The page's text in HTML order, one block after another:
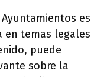
es
en temas legales
puede
sobre la